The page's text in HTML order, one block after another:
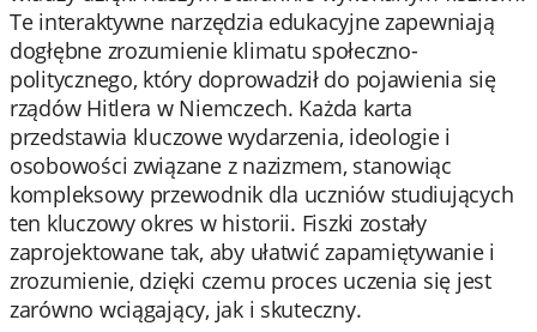
Te interaktywne narzędzia edukacyjne zapewniają
dogłębne zrozumienie klimatu społeczno-
politycznego, który doprowadził do pojawienia się
rządów Hitlera w Niemczech. Każda karta
przedstawia kluczowe wydarzenia, ideologie i
osobowości związane z nazizmem, stanowiąc
kompleksowy przewodnik dla uczniów studiujących
ten kluczowy okres w historii. Fiszki zostały
zaprojektowane tak, aby ułatwić zapamiętywanie i
zrozumienie, dzięki czemu proces uczenia się jest
zarówno wciągający, jak i skuteczny.